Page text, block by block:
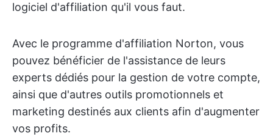
logiciel d'affiliation qu'il vous faut.
Avec le programme d'affiliation Norton, vous
pouvez bénéficier de l'assistance de leurs
experts dédiés pour la gestion de votre compte,
ainsi que d'autres outils promotionnels et
marketing destinés aux clients afin d'augmenter
vos profits.